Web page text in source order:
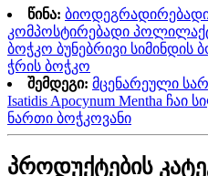
წინა:
კომპოსტირებადი
ბოჭკო ბუნებრივი სიმინდის
ჭრის ბოჭკო
შემდეგი: მცენარეული
Isatidis Apocynum Mentha
ნართი ბოჭკოვანი
პროდუქტების